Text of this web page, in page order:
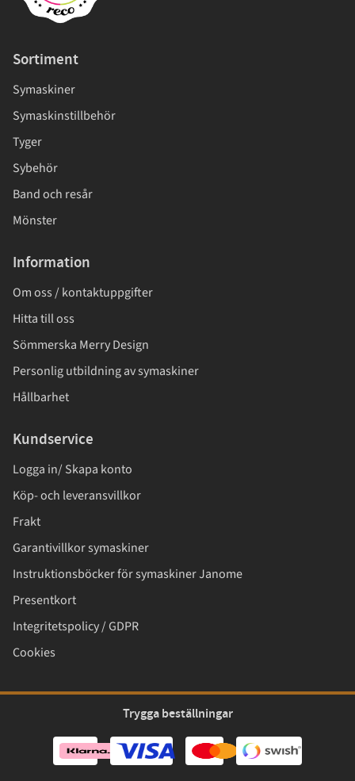
Sortiment
Symaskiner
Symaskinstillbehör
Tyger
Sybehör
Band och resår
Mönster
Information
Om oss / kontaktuppgifter
Hitta till oss
Sömmerska Merry Design
Personlig utbildning av symaskiner
Hållbarhet
Kundservice
Logga in/ Skapa konto
Köp- och leveransvillkor
Frakt
Garantivillkor symaskiner
Instruktionsböcker för symaskiner Janome
Presentkort
Integritetspolicy / GDPR
Cookies
Trygga beställningar